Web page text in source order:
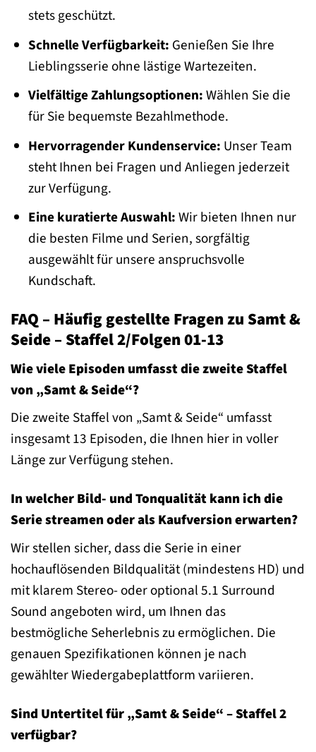
stets geschützt.
Schnelle Verfügbarkeit: Genießen Sie Ihre
Lieblingsserie ohne lästige Wartezeiten.
Vielfältige Zahlungsoptionen:Wählen Sie die
für Sie bequemste Bezahlmethode.
Hervorragender Kundenservice: Unser Team
steht Ihnen bei Fragen und Anliegen jederzeit
zur Verfügung.
Eine kuratierte Auswahl:Wir bieten Ihnen nur
die besten Filme und Serien, sorgfältig
ausgewählt für unsere anspruchsvolle
Kundschaft.
FAQ – Häufig gestellte Fragen zu Samt &
Seide – Staffel 2/Folgen 01-13
Wie viele Episoden umfasst die zweite Staffel
von „Samt & Seide“?
Die zweite Staffel von „Samt & Seide“ umfasst
insgesamt 13 Episoden, die Ihnen hier in voller
Länge zur Verfügung stehen.
In welcher Bild- und Tonqualität kann ich die
Serie streamen oder als Kaufversion erwarten?
Wir stellen sicher, dass die Serie in einer
hochauflösenden Bildqualität (mindestens HD) und
mit klarem Stereo- oder optional 5.1 Surround
Sound angeboten wird, um Ihnen das
bestmögliche Seherlebnis zu ermöglichen. Die
genauen Spezifikationen können je nach
gewählter Wiedergabeplattform variieren.
Sind Untertitel für „Samt & Seide“ – Staffel 2
verfügbar?